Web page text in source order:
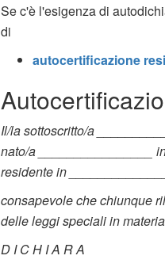
Se c'è l'esigenza di
di
autocertificazione
Il/la sottoscritto/a
nato/a ________________
residente in
consapevole che chiunque
delle leggi speciali in
D I C H I A R A